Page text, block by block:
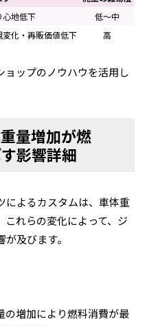
心地低下
低～中
変化・再販価値低下 高
ョップのノウハウを活用し
量増加が燃
影響詳細
によるカスタムは、車体重
れらの変化によって、ジ
及びます。
の増加により燃料消費が最